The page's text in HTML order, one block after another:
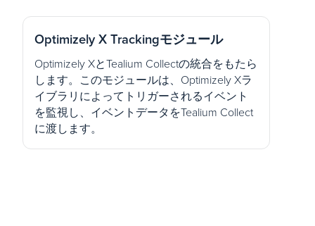
Optimizely X Trackingモジュール
Optimizely XとTealium Collectの統合をもたら
します。このモジュールは、Optimizely Xラ
イブラリによってトリガーされるイベント
を監視し、イベントデータをTealium Collect
に渡します。